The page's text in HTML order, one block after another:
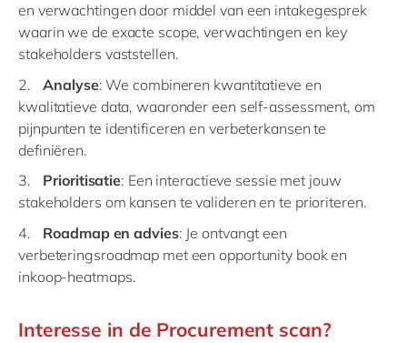
en verwachtingen door middel van een intakegesprek
waarin we de exacte scope, verwachtingen en key
stakeholders vaststellen.
Analyse: We combineren kwantitatieve en
kwalitatieve data, waaronder een self-assessment, om
pijnpunten te identificeren en verbeterkansen te
definiëren.
Prioritisatie: Een interactieve sessie met jouw
stakeholders om kansen te valideren en te prioriteren.
Roadmap en advies: Je ontvangt een
verbeteringsroadmap met een opportunity book en
inkoop-heatmaps.
Interesse in de Procurement scan?